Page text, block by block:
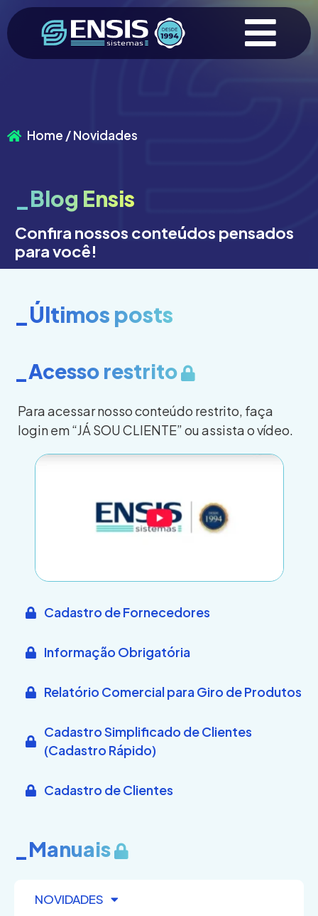
Home / Novidades
_Blog Ensis
Confira nossos conteúdos pensados
para você!
_Últimos posts
_Acesso restrito
Para acessar nosso conteúdo restrito, faça
login em “JÁ SOU CLIENTE” ou assista o vídeo.
Cadastro de Fornecedores
Informação Obrigatória
Relatório Comercial para Giro de Produtos
Cadastro Simplificado de Clientes
(Cadastro Rápido)
Cadastro de Clientes
_Manuais
NOVIDADES